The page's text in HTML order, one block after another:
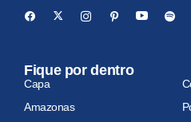
Fique por dentro
Capa
Amazonas